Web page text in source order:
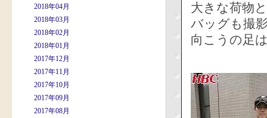
2018年04月
2018年03月
2018年02月
2018年01月
2017年12月
2017年11月
2017年10月
2017年09月
2017年08月
大きな荷物
バッグも撮
向こうの足